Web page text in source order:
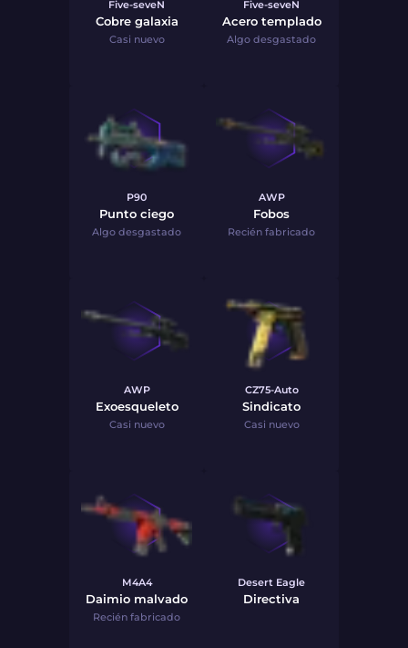
Five-seveN
Cobre galaxia
Casi nuevo
Five-seveN
Acero templado
Algo desgastado
P90
Punto ciego
Algo desgastado
AWP
Fobos
Recién fabricado
AWP
Exoesqueleto
Casi nuevo
CZ75-Auto
Sindicato
Casi nuevo
M4A4
Daimio malvado
Recién fabricado
Desert Eagle
Directiva